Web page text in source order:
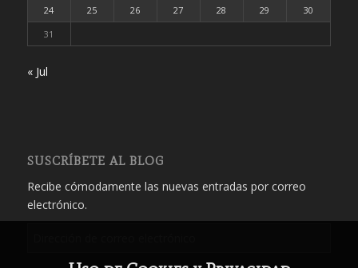
24
25 26 27 28 29
30
31
« Jul
SUSCRÍBETE AL BLOG
Recibe cómodamente las nuevas entradas por correo
electrónico.